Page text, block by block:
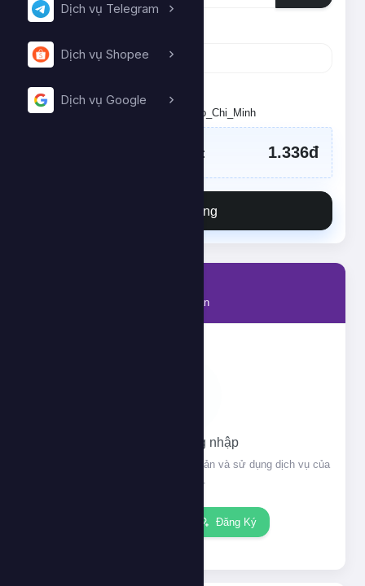
Dịch vụ Telegram
Dịch vụ Shopee
Dịch vụ Google
Đặt lịch chạy. Múi giờ: Asia/Ho_Chi_Minh
Tổng tiền cần thanh toán: 1.336đ
Đặt hàng
Thông tin tài khoản của bạn
Vui lòng đăng nhập
Đăng nhập để xem thông tin tài khoản và sử dụng dịch vụ của
chúng tôi.
Đăng Ký